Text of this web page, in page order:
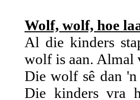
Wolf, wolf, hoe
Al die kinders
wolf is aan.
Die wolf sê dan
Die kinders vra